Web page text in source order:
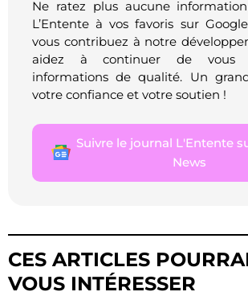
Ne ratez plus aucune
L’Entente à vos favoris sur
vous contribuez à notre
aidez à continuer de vous
informations de qualité. Un
votre confiance et votre soutien !
Suivre le journal L'Entente
News
CES ARTICLES
VOUS INTÉRESSER